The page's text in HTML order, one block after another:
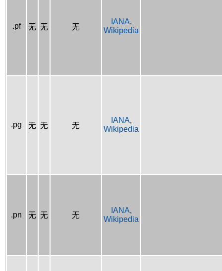
.pf 无 无 无
IANA,
Wikipedia
.pg 无 无 无
IANA,
Wikipedia
.pn 无 无 无
IANA,
Wikipedia